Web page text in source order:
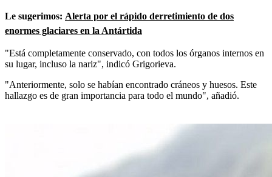
Le sugerimos: Alerta por el rápido derretimiento de dos
enormes glaciares en la Antártida
"Está completamente conservado, con todos los órganos internos en
su lugar, incluso la nariz", indicó Grigorieva.
"Anteriormente, solo se habían encontrado cráneos y huesos. Este
hallazgo es de gran importancia para todo el mundo", añadió.